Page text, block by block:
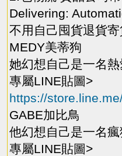
Delivering:
不用自己囤貨退貨
MEDY美蒂狗
她幻想自己是一名
專屬LINE貼圖>
https://
GABE加比鳥
他幻想自己是一名
專屬LINE貼圖>